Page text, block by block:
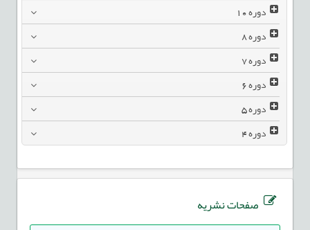
دوره10
دوره8
دوره7
دوره6
دوره5
دوره4
صفحات نشریه